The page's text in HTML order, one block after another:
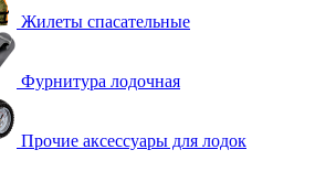
Жилеты спасательные
Фурнитура лодочная
Прочие аксессуары для лодок